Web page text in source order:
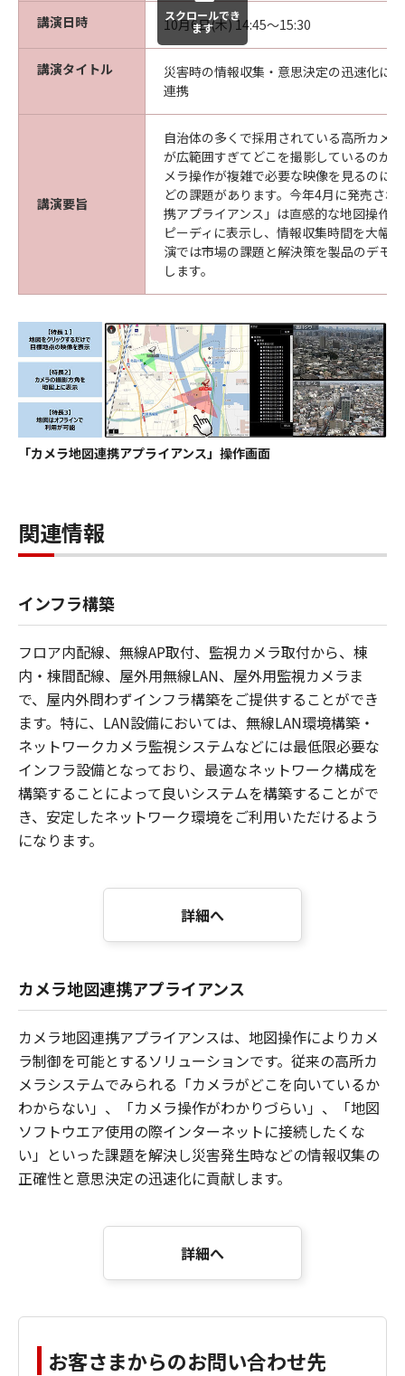
講演日時 10月6日(木) 14:45～15:30
講演タイトル
災害時の情報収集・意思決定の迅速化に
連携
講演要旨
自治体の多くで採用されている高所カメ
が広範囲すぎてどこを撮影しているのか
メラ操作が複雑で必要な映像を見るのに
どの課題があります。今年4月に発売され
携アプライアンス」は直感的な地図操作
ピーディに表示し、情報収集時間を大幅
演では市場の課題と解決策を製品のデモ
します。
スクロールでき
ます
「カメラ地図連携アプライアンス」操作画面
関連情報
インフラ構築
フロア内配線、無線AP取付、監視カメラ取付から、棟
内・棟間配線、屋外用無線LAN、屋外用監視カメラま
で、屋内外問わずインフラ構築をご提供することができ
ます。特に、LAN設備においては、無線LAN環境構築・
ネットワークカメラ監視システムなどには最低限必要な
インフラ設備となっており、最適なネットワーク構成を
構築することによって良いシステムを構築することがで
き、安定したネットワーク環境をご利用いただけるよう
になります。
詳細へ
カメラ地図連携アプライアンス
カメラ地図連携アプライアンスは、地図操作によりカメ
ラ制御を可能とするソリューションです。従来の高所カ
メラシステムでみられる「カメラがどこを向いているか
わからない」、「カメラ操作がわかりづらい」、「地図
ソフトウエア使用の際インターネットに接続したくな
い」といった課題を解決し災害発生時などの情報収集の
正確性と意思決定の迅速化に貢献します。
詳細へ
お客さまからのお問い合わせ先